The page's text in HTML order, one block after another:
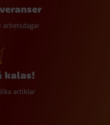
arbetsdagar
kalas!
artiklar